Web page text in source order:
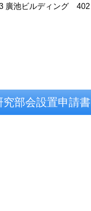
池ビルディング 402
部会設置申請書